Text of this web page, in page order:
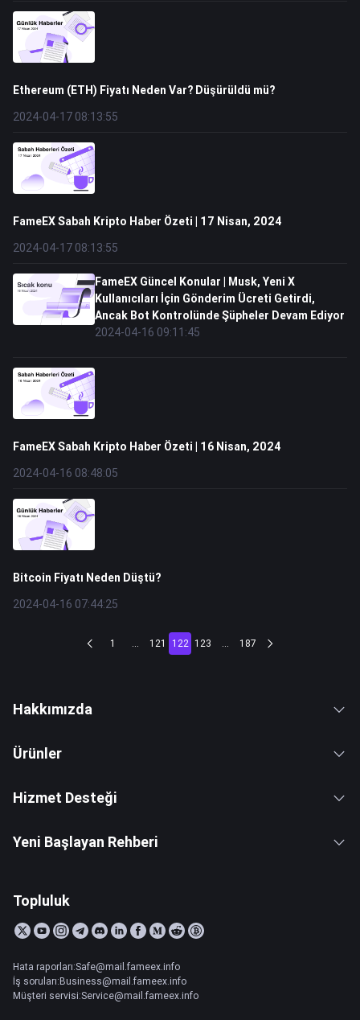
Ethereum (ETH) Fiyatı Neden Var? Düşürüldü mü?
2024-04-17 08:13:55
FameEX Sabah Kripto Haber Özeti | 17 Nisan, 2024
2024-04-17 08:13:55
FameEX Güncel Konular | Musk, Yeni X
Kullanıcıları İçin Gönderim Ücreti Getirdi,
Ancak Bot Kontrolünde Şüpheler Devam Ediyor
2024-04-16 09:11:45
FameEX Sabah Kripto Haber Özeti | 16 Nisan, 2024
2024-04-16 08:48:05
Bitcoin Fiyatı Neden Düştü?
2024-04-16 07:44:25
1 ... 121 122 123 ... 187
Hakkımızda
Ürünler
Hizmet Desteği
Yeni Başlayan Rehberi
Topluluk
Hata raporları:Safe@mail.fameex.info
İş soruları:Business@mail.fameex.info
Müşteri servisi:Service@mail.fameex.info